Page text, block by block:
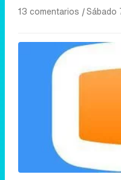
13 comentarios |Sábado